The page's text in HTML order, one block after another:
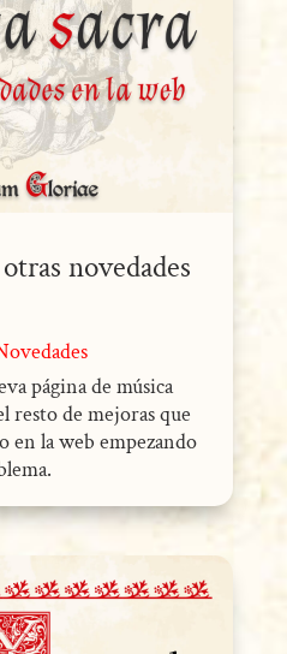
novedades
página de música
resto de mejoras que
en la web empezando